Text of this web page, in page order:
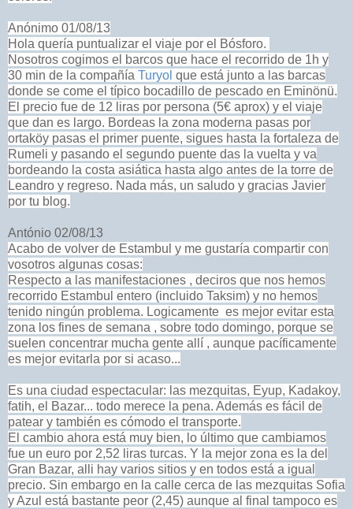
Anónimo 01/08/13
Hola quería puntualizar el viaje por el Bósforo.
Nosotros cogimos el barcos que hace el recorrido de 1h y
30 min de la compañía Turyol que está junto a las barcas
donde se come el típico bocadillo de pescado en Eminönü.
El precio fue de 12 liras por persona (5€ aprox) y el viaje
que dan es largo. Bordeas la zona moderna pasas por
ortaköy pasas el primer puente, sigues hasta la fortaleza de
Rumeli y pasando el segundo puente das la vuelta y va
bordeando la costa asiática hasta algo antes de la torre de
Leandro y regreso. Nada más, un saludo y gracias Javier
por tu blog.
António 02/08/13
Acabo de volver de Estambul y me gustaría compartir con
vosotros algunas cosas:
Respecto a las manifestaciones , deciros que nos hemos
recorrido Estambul entero (incluido Taksim) y no hemos
tenido ningún problema. Logicamente es mejor evitar esta
zona los fines de semana , sobre todo domingo, porque se
suelen concentrar mucha gente allí , aunque pacíficamente
es mejor evitarla por si acaso...
Es una ciudad espectacular: las mezquitas, Eyup, Kadakoy,
fatih, el Bazar... todo merece la pena. Además es fácil de
patear y también es cómodo el transporte.
El cambio ahora está muy bien, lo último que cambiamos
fue un euro por 2,52 liras turcas. Y la mejor zona es la del
Gran Bazar, alli hay varios sitios y en todos está a igual
precio. Sin embargo en la calle cerca de las mezquitas Sofia
y Azul está bastante peor (2,45) aunque al final tampoco es